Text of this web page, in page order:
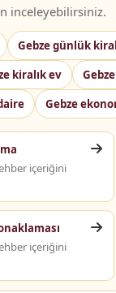
inceleyebilirsiniz.
Gebze günlük
kiralık ev
Gebze
içeriğini
içeriğini